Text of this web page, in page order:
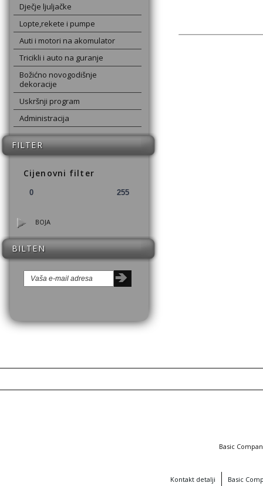
Dječje ljuljačke
Lopte,rekete i pumpe
Auti i motori na akomulator
Tricikli i auto na guranje
Božićno novogodišnje
dekoracije
Uskršnji program
Administracija
FILTER
Cijenovni filter
BOJA
BILTEN
Basic
Kontakt detalji Basic